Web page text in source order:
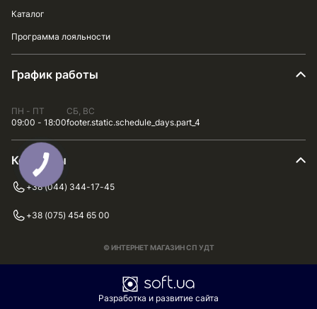
Каталог
Программа лояльности
График работы
ПН - ПТ
09:00 - 18:00
СБ, ВС
footer.static.schedule_days.part_4
Контакты
+38 (044) 344-17-45
+38 (075) 454 65 00
© ИНТЕРНЕТ МАГАЗИН СП УДТ
Разработка и развитие сайта